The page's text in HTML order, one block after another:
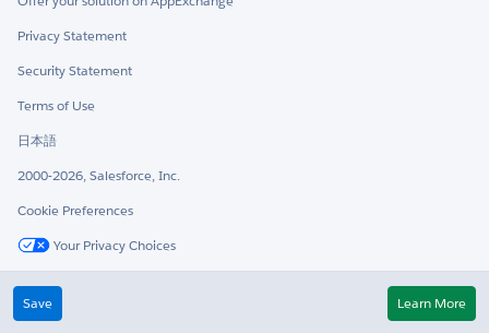
Privacy Statement
Security Statement
Terms of Use
日本語
2000-2026, Salesforce, Inc.
Cookie Preferences
Your Privacy Choices
Twitter
Save Learn More